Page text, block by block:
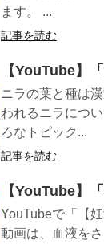
ます。 ...
記事を読む
【YouTube】
ニラの葉と種は
われるニラにつ
ろなトピック...
記事を読む
【YouTube】
YouTubeで「【
動画は、血液を